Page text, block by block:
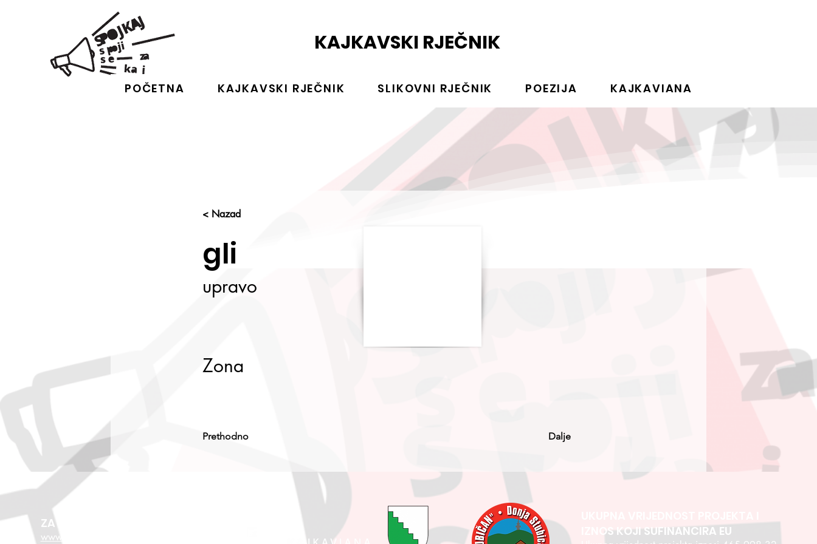
KAJKAVSKI RJEČNIK
POČETNA KAJKAVSKI RJEČNIK SLIKOVNI RJEČNIK POEZIJA KAJKAVIANA
< Nazad
gli
upravo
Zona
Prethodno Dalje
ZA VIŠE O EU FONDOVIMA
www.esf.hr
IZNOS KOJI SUFINANCIRA EU